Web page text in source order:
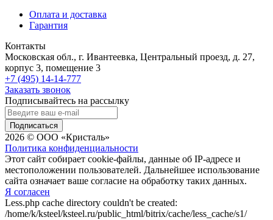
Оплата и доставка
Гарантия
Контакты
Московская обл., г. Ивантеевка, Центральный проезд, д. 27,
корпус 3, помещение 3
+7 (495) 14-14-777
Заказать звонок
Подписывайтесь на рассылку
Подписаться
2026 © ООО «Кристаль»
Политика конфиденциальности
Этот сайт собирает cookie-файлы, данные об IP-адресе и
местоположении пользователей. Дальнейшее использование
сайта означает ваше согласие на обработку таких данных.
Я согласен
Less.php cache directory couldn't be created:
/home/k/ksteel/ksteel.ru/public_html/bitrix/cache/less_cache/s1/